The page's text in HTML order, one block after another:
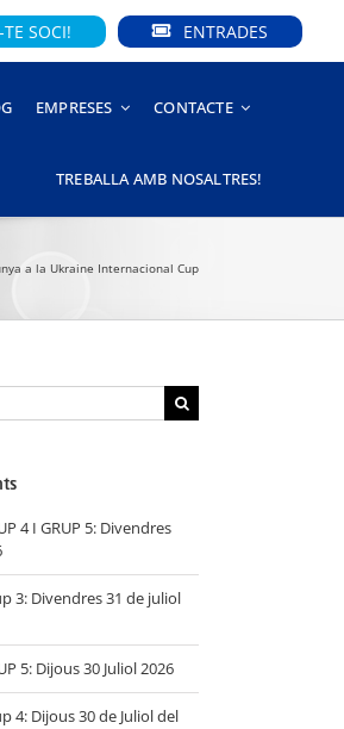
TE SOCI! ENTRADES
EMPRESES CONTACTE
TREBALLA AMB NOSALTRES!
a la Ukraine Internacional Cup
4 I GRUP 5: Divendres
3: Divendres 31 de juliol
5: Dijous 30 Juliol 2026
4: Dijous 30 de Juliol del